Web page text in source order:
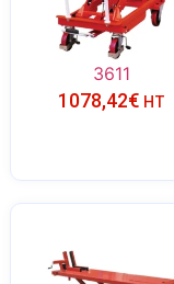
3611
1078,42€ HT